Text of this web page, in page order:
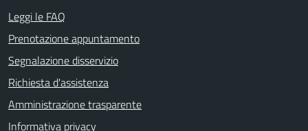
Leggi le FAQ
Prenotazione appuntamento
Segnalazione disservizio
Richiesta d'assistenza
Amministrazione trasparente
Informativa privacy